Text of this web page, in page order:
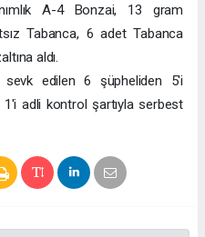
A-4 Bonzai, 13 gram
Tabanca, 6 adet Tabanca
aldı.
sevk edilen 6 şüpheliden 5'i
1'i adli kontrol şartıyla serbest